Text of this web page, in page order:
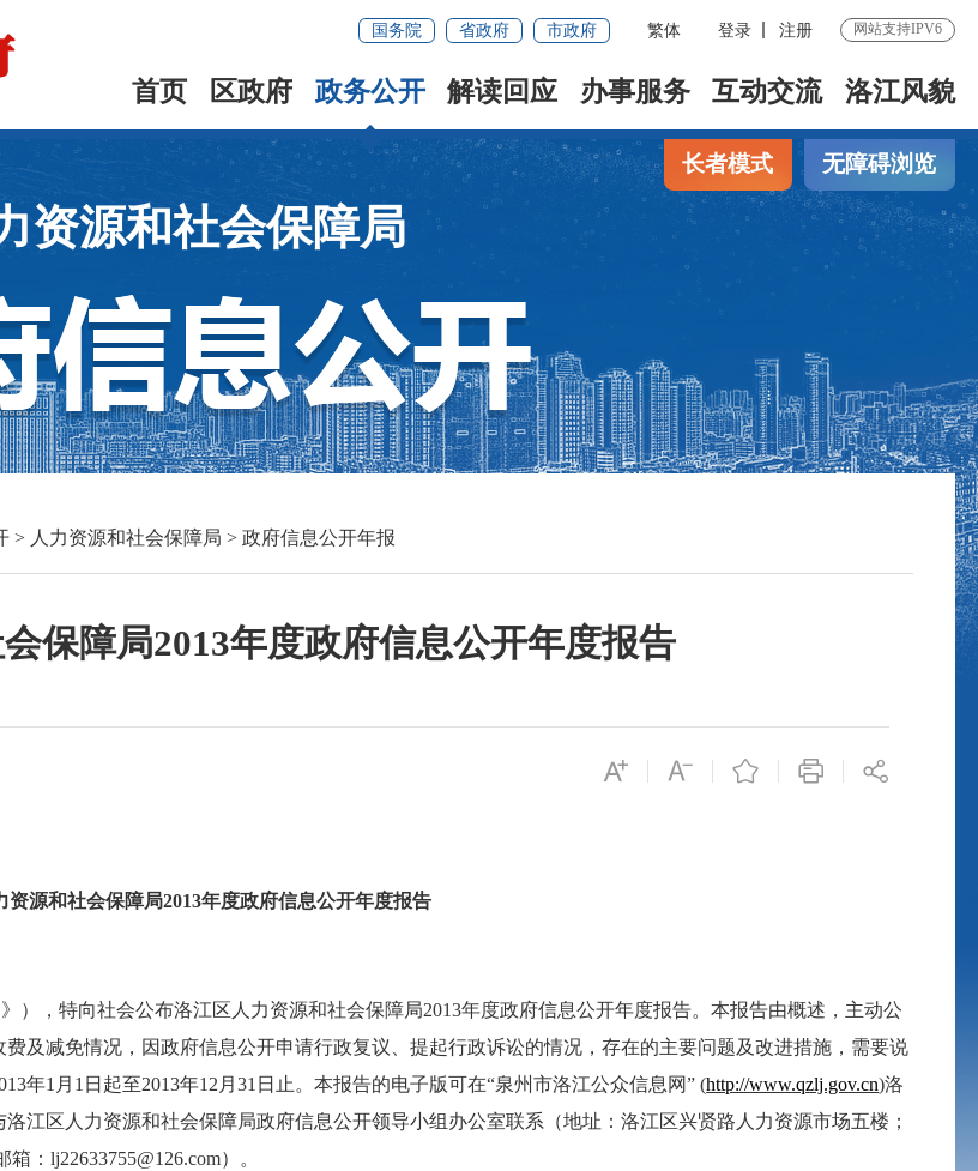
国务院 省政府 市政府 繁体 登录 注册 网站支持IPV6
首页 区政府 政务公开 解读回应 办事服务 互动交流 洛江风貌
长者模式 无障碍浏览
资源和社会保障局
> 人力资源和社会保障局 > 政府信息公开年报
保障局2013年度政府信息公开年度报告
资源和社会保障局2013年度政府信息公开年度报告
），特向社会公布洛江区人力资源和社会保障局2013年度政府信息公开年度报告。本报告由概述，主动公
及减免情况，因政府信息公开申请行政复议、提起行政诉讼的情况，存在的主要问题及改进措施，需要说
年1 月 1 日起至2013年12 月31 日止。本报告的电子版可在“泉州市洛江公众信息网” (http://www.qzlj.gov.cn)洛
江区人力资源和社会保障局政府信息公开领导小组办公室联系（地址：洛江区兴贤路人力资源市场五楼；
箱：lj22633755@126.com）。